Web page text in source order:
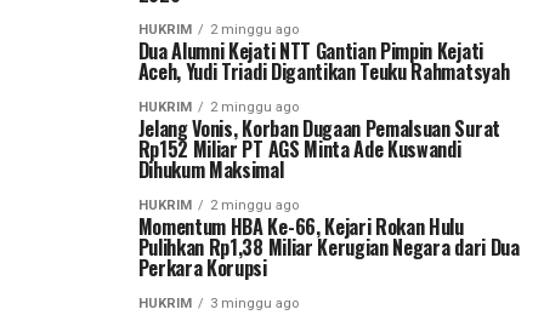
HUKRIM 2 minggu ago
Dua Alumni Kejati NTT Gantian Pimpin Kejati
Aceh, Yudi Triadi Digantikan Teuku Rahmatsyah
HUKRIM 2 minggu ago
Jelang Vonis, Korban Dugaan Pemalsuan Surat
Rp152 Miliar PT AGS Minta Ade Kuswandi
Dihukum Maksimal
HUKRIM 2 minggu ago
Momentum HBA Ke-66, Kejari Rokan Hulu
Pulihkan Rp1,38 Miliar Kerugian Negara dari Dua
Perkara Korupsi
HUKRIM 3 minggu ago